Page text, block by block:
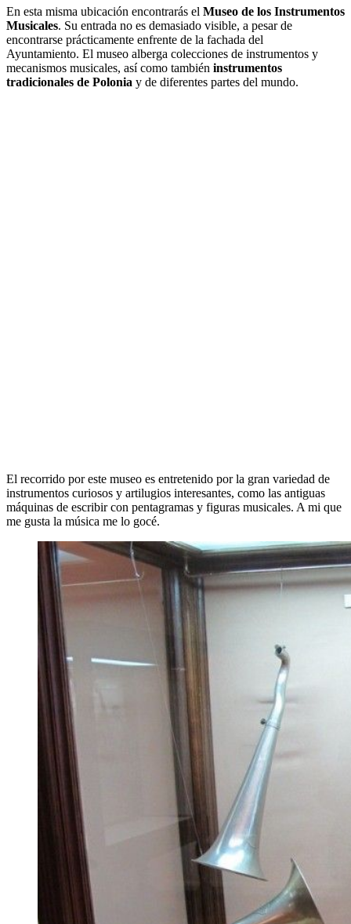
En esta misma ubicación encontrarás el Museo de los Instrumentos
Musicales. Su entrada no es demasiado visible, a pesar de
encontrarse prácticamente enfrente de la fachada del
Ayuntamiento. El museo alberga colecciones de instrumentos y
mecanismos musicales, así como también instrumentos
tradicionales de Polonia y de diferentes partes del mundo.
El recorrido por este museo es entretenido por la gran variedad de
instrumentos curiosos y artilugios interesantes, como las antiguas
máquinas de escribir con pentagramas y figuras musicales. A mi que
me gusta la música me lo gocé.